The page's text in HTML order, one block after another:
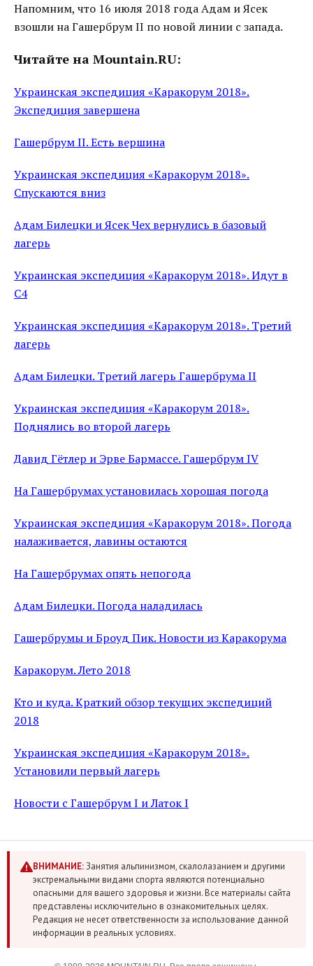
Напомним, что 16 июля 2018 года Адам и Ясек
взошли на Гашербрум II по новой линии с запада.
Читайте на Mountain.RU:
Украинская экспедиция «Каракорум 2018».
Экспедиция завершена
Гашербрум II. Есть вершина
Украинская экспедиция «Каракорум 2018».
Спускаются вниз
Адам Билецки и Ясек Чех вернулись в базовый
лагерь
Украинская экспедиция «Каракорум 2018». Идут в
С4
Украинская экспедиция «Каракорум 2018». Третий
лагерь
Адам Билецки. Третий лагерь Гашербрума II
Украинская экспедиция «Каракорум 2018».
Поднялись во второй лагерь
Давид Гётлер и Эрве Бармассе. Гашербрум IV
На Гашербрумах установилась хорошая погода
Украинская экспедиция «Каракорум 2018». Погода
налаживается, лавины остаются
На Гашербрумах опять непогода
Адам Билецки. Погода наладилась
Гашербрумы и Броуд Пик. Новости из Каракорума
Каракорум. Лето 2018
Кто и куда. Краткий обзор текущих экспедиций
2018
Украинская экспедиция «Каракорум 2018».
Установили первый лагерь
Новости с Гашербрум I и Латок I
ВНИМАНИЕ:Занятия альпинизмом, скалолазанием и другими
экстремальными видами спорта являются потенциально
опасными для вашего здоровья и жизни. Все материалы сайта
представлены исключительно в ознакомительных целях.
Редакция не несет ответственности за использование данной
информации в реальных условиях.